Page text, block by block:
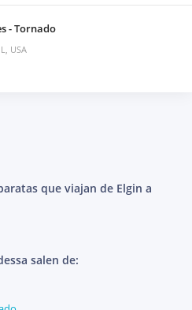
- Tornado
USA
que viajan de Elgin a
salen de: